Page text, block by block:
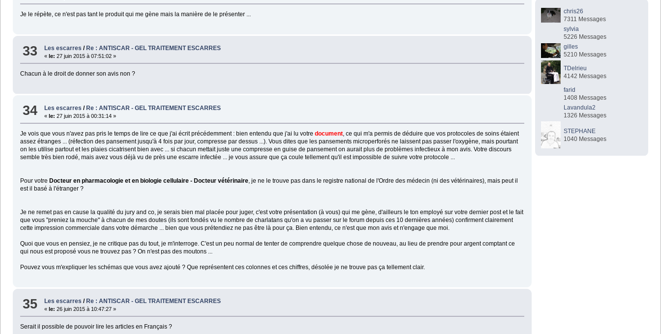
Je le répète, ce n'est pas tant le produit qui me gène mais la manière de le présenter ...
33 Les escarres / Re : ANTISCAR - GEL TRAITEMENT ESCARRES
«le: 27 juin 2015 à 07:51:02 »
Chacun à le droit de donner son avis non ?
34 Les escarres /Re : ANTISCAR - GEL TRAITEMENT ESCARRES
«le: 27 juin 2015 à 00:31:14 »
Je vois que vous n'avez pas pris le temps de lire ce que j'ai écrit précédemment : bien entendu que j'ai lu votre document, ce qui m'a permis de déduire que vos protocoles de soins étaient
assez étranges ... (réfection des pansement jusqu'à 4 fois par jour, compresse par dessus ...). Vous dites que les pansements microperforés ne laissent pas passer l'oxygène, mais pourtant
on les utilise partout et les plaies cicatrisent bien avec ... si chacun mettait juste une compresse en guise de pansement on aurait plus de problèmes infectieux à mon avis. Votre discours
semble très bien rodé, mais avez vous déjà vu de près une escarre infectée ... je vous assure que ça coule tellement qu'il est impossible de suivre votre protocole ...
Pour votre Docteur en pharmacologie et en biologie cellulaire - Docteur vétérinaire, je ne le trouve pas dans le registre national de l'Ordre des médecin (ni des vétérinaires), mais peut il
est il basé à l'étranger ?
Je ne remet pas en cause la qualité du jury and co, je serais bien mal placée pour juger, c'est votre présentation (à vous) qui me gène, d'ailleurs le ton employé sur votre dernier post et le fait
que vous "preniez la mouche" à chacun de mes doutes (ils sont fondés vu le nombre de charlatans qu'on a vu passer sur le forum depuis ces 10 dernières années) confirment clairement
cette impression commerciale dans votre démarche ... bien que vous prétendiez ne pas être là pour ça. Bien entendu, ce n'est que mon avis et n'engage que moi.
Quoi que vous en pensiez, je ne critique pas du tout, je m'interroge. C'est un peu normal de tenter de comprendre quelque chose de nouveau, au lieu de prendre pour argent comptant ce
qui nous est proposé vous ne trouvez pas ? On n'est pas des moutons ...
Pouvez vous m'expliquer les schémas que vous avez ajouté ? Que représentent ces colonnes et ces chiffres, désolée je ne trouve pas ça tellement clair.
35 Les escarres / Re : ANTISCAR - GEL TRAITEMENT ESCARRES
«le: 26 juin 2015 à 10:47:27 »
Serait il possible de pouvoir lire les articles en Français ?
chris26
7311 Messages
sylvia
5226 Messages
gilles
5210 Messages
TDelrieu
4142 Messages
farid
1408 Messages
Lavandula2
1326 Messages
STEPHANE
1040 Messages